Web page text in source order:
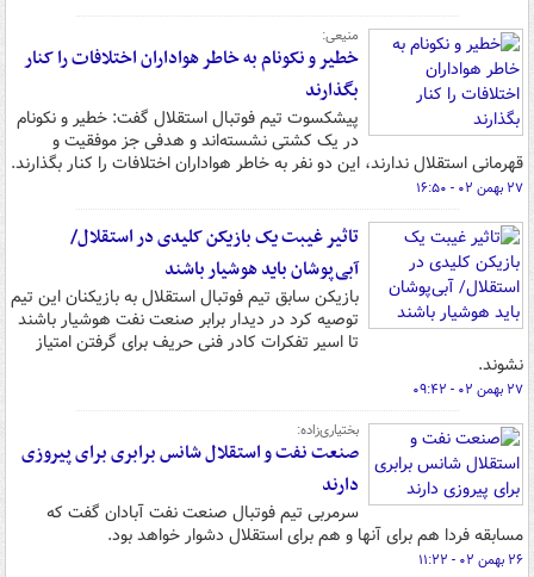
منیعی:
خطیر و نکونام به خاطر هواداران اختلافات را کنار
بگذارند
پیشکسوت تیم فوتبال استقلال گفت: خطیر و نکونام
در یک کشتی نشسته‌اند و هدفی جز موفقیت و
قهرمانی استقلال ندارند، این دو نفر به خاطر هواداران اختلافات را کنار بگذارند.
۲۷ بهمن ۰۲ - ۱۶:۵۰
تاثیر غیبت یک بازیکن کلیدی در استقلال/
آبی‌پوشان باید هوشیار باشند
بازیکن سابق تیم فوتبال استقلال به بازیکنان این تیم
توصیه کرد در دیدار برابر صنعت نفت هوشیار باشند
تا اسیر تفکرات کادر فنی حریف برای گرفتن امتیاز
نشوند.
۲۷ بهمن ۰۲ - ۰۹:۴۲
بختیاری‌زاده:
صنعت نفت و استقلال شانس برابری برای پیروزی
دارند
سرمربی تیم فوتبال صنعت نفت آبادان گفت که
مسابقه فردا هم برای آنها و هم برای استقلال دشوار خواهد بود.
۲۶ بهمن ۰۲ - ۱۱:۲۲